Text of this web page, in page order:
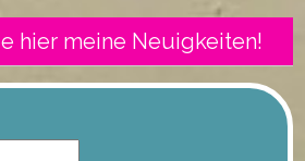
hier meine Neuigkeiten!